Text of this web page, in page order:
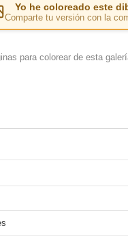
Yo he coloreado este
Comparte tu versión con la
para colorear de esta